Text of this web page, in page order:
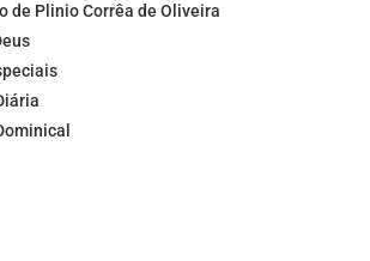
de Plinio Corrêa de Oliveira